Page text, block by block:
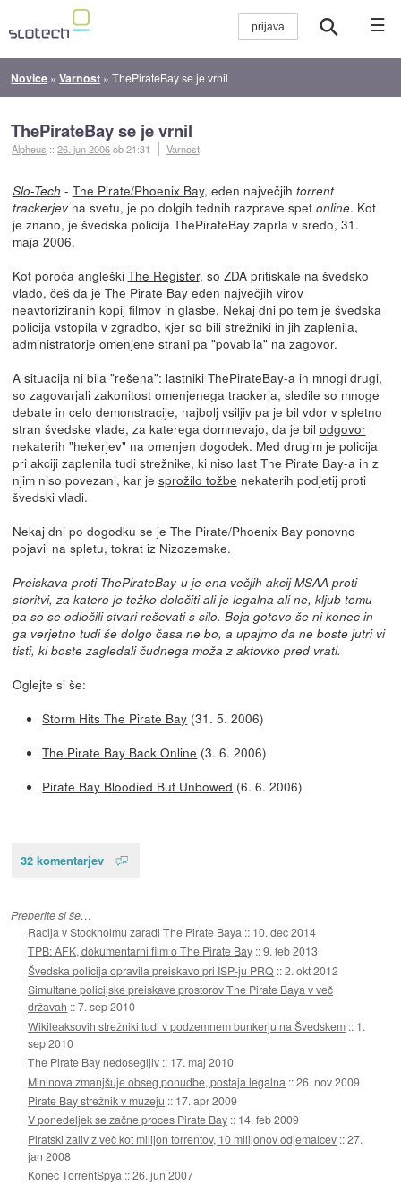
☰
Novice »Varnost »ThePirateBay se je vrnil
ThePirateBay se je vrnil
Alpheus ::26. jun 2006ob 21:31 Varnost
Slo-Tech - The Pirate/Phoenix Bay, eden največjih torrent
trackerjevna svetu, je po dolgih tednih razprave spet online. Kot
je znano, je švedska policija ThePirateBay zaprla v sredo, 31.
maja 2006.
Kot poroča angleški The Register, so ZDA pritiskale na švedsko
vlado, češ da je The Pirate Bay eden največjih virov
neavtoriziranih kopij filmov in glasbe. Nekaj dni po tem je švedska
policija vstopila v zgradbo, kjer so bili strežniki in jih zaplenila,
administratorje omenjene strani pa "povabila" na zagovor.
A situacija ni bila "rešena": lastniki ThePirateBay-a in mnogi drugi,
so zagovarjali zakonitost omenjenega trackerja, sledile so mnoge
debate in celo demonstracije, najbolj vsiljiv pa je bil vdor v spletno
stran švedske vlade, za katerega domnevajo, da je bil odgovor
nekaterih "hekerjev" na omenjen dogodek. Med drugim je policija
pri akciji zaplenila tudi strežnike, ki niso last The Pirate Bay-a in z
njim niso povezani, kar je sprožilo tožbe nekaterih podjetij proti
švedski vladi.
Nekaj dni po dogodku se je The Pirate/Phoenix Bay ponovno
pojavil na spletu, tokrat iz Nizozemske.
Preiskava proti ThePirateBay-u je ena večjih akcij MSAA proti
storitvi, za katero je težko določiti ali je legalna ali ne, kljub temu
pa so se odločili stvari reševati s silo. Boja gotovo še ni konec in
ga verjetno tudi še dolgo časa ne bo, a upajmo da ne boste jutri vi
tisti, ki boste zagledali čudnega moža z aktovko pred vrati.
Oglejte si še:
Storm Hits The Pirate Bay (31. 5. 2006)
The Pirate Bay Back Online (3. 6. 2006)
Pirate Bay Bloodied But Unbowed (6. 6. 2006)
32 komentarjev
Preberite si še…
Racija v Stockholmu zaradi The Pirate Baya :: 10. dec 2014
TPB: AFK, dokumentarni film o The Pirate Bay ::9. feb 2013
Švedska policija opravila preiskavo pri ISP-ju PRQ ::2. okt 2012
Simultane policijske preiskave prostorov The Pirate Baya v več
državah ::7. sep 2010
Wikileaksovih strežniki tudi v podzemnem bunkerju na Švedskem :: 1.
sep 2010
The Pirate Bay nedosegljiv :: 17. maj 2010
Mininova zmanjšuje obseg ponudbe, postaja legalna ::26. nov 2009
Pirate Bay strežnik v muzeju :: 17. apr 2009
V ponedeljek se začne proces Pirate Bay :: 14. feb 2009
Piratski zaliv z več kot milijon torrentov, 10 milijonov odjemalcev ::27.
jan 2008
Konec TorrentSpya ::26. jun 2007